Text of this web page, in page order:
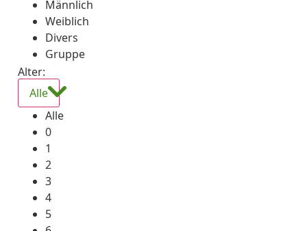
Männlich
Weiblich
Divers
Gruppe
Alter:
Alle
Alle
0
1
2
3
4
5